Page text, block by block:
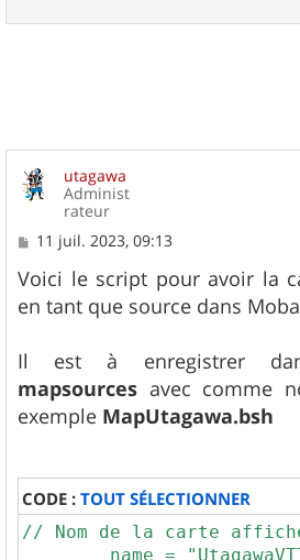
utagawa
Administ
rateur
M
s
s
a
11 juil. 2023, 09:13
Voici le script pour avoir la
en tant que source dans
Il est à enregistrer
mapsources avec comme
exemple MapUtagawa.bsh
CODE :TOUT SÉLECTIONNER
// Nom de la carte affiché